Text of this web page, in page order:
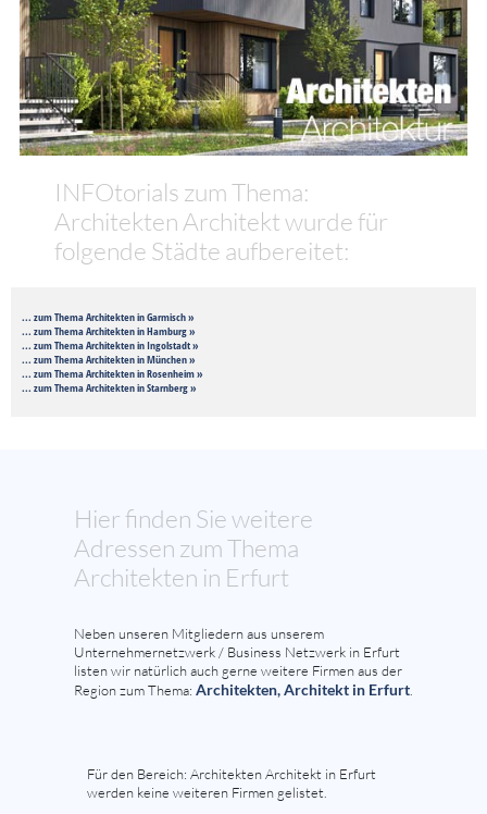
INFOtorials zum Thema:
Architekten Architekt wurde für
folgende Städte aufbereitet:
... zum Thema Architekten in Garmisch »
... zum Thema Architekten in Hamburg »
... zum Thema Architekten in Ingolstadt »
... zum Thema Architekten in München »
... zum Thema Architekten in Rosenheim »
... zum Thema Architekten in Starnberg »
Hier finden Sie weitere
Adressen zum Thema
Architekten in Erfurt
Neben unseren Mitgliedern aus unserem
Unternehmernetzwerk / Business Netzwerk in Erfurt
listen wir natürlich auch gerne weitere Firmen aus der
Region zum Thema: Architekten, Architekt in Erfurt
Für den Bereich: Architekten Architekt in Erfurt
werden keine weiteren Firmen gelistet.